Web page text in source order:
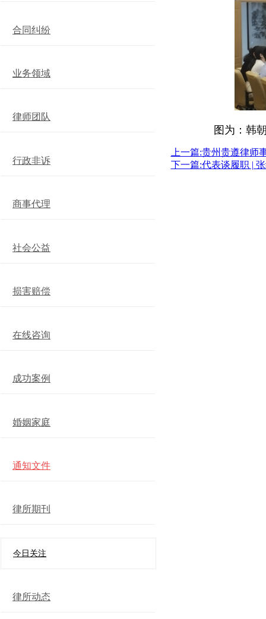
合同纠纷
业务领域
律师团队
行政非诉
商事代理
社会公益
损害赔偿
在线咨询
成功案例
婚姻家庭
通知文件
律所期刊
今日关注
律所动态
图为：韩
上一篇:贵州贵遵律师
下一篇:代表谈履职 |